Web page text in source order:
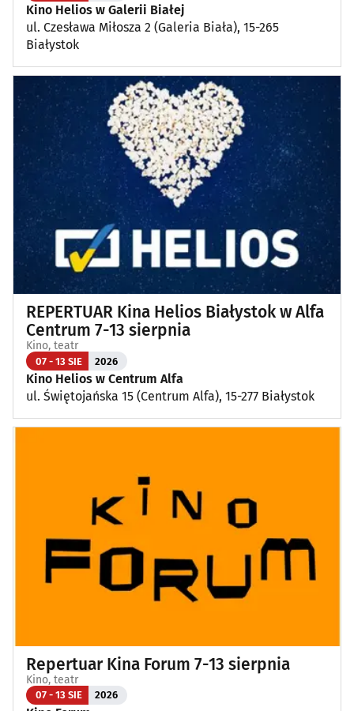
Plenerowe, festyny(11)
Dla dzieci(3)
Targi, konferencje(8)
Wykłady, pokazy, imprezy okolicznościowe (12)
Poza Białymstokiem (1)
Kino Helios w Galerii Białej
ul. Czesława Miłosza 2 (Galeria Biała), 15-265
Białystok
REPERTUAR Kina Helios Białystok w Alfa
Centrum 7-13 sierpnia
Kino, teatr
07 - 13 SIE 2026
Kino Helios w Centrum Alfa
ul. Świętojańska 15 (Centrum Alfa), 15-277 Białystok
Repertuar Kina Forum 7-13 sierpnia
Kino, teatr
07 - 13 SIE 2026